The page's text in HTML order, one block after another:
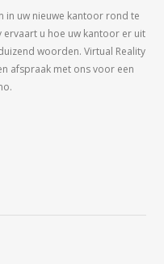
in uw nieuwe kantoor rond te
u hoe uw kantoor er uit
woorden. Virtual Reality
afspraak met ons voor een